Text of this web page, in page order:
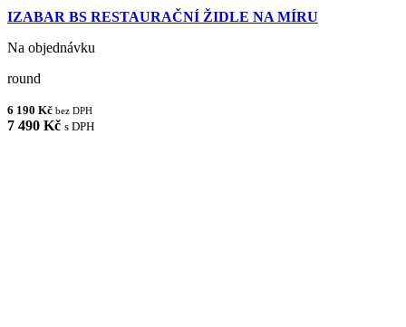
IZABAR BS RESTAURAČNÍ ŽIDLE NA MÍRU
Na objednávku
round
6 190 Kč bez DPH
7 490 Kč s DPH